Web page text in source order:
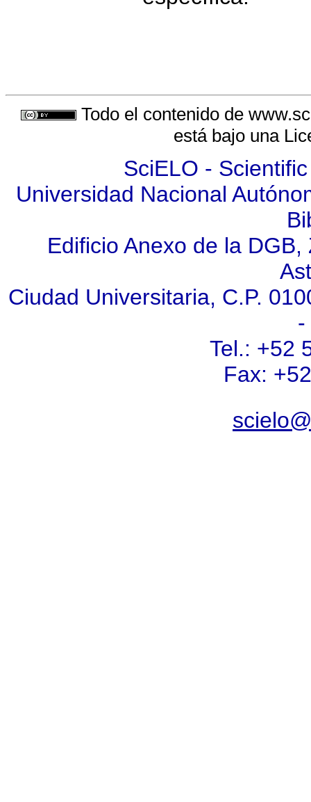
Todo el contenido de
está bajo una
SciELO -
Universidad Nacional
Edificio Anexo de la
Ciudad Universitaria, C.P.
-
Tel.: +52
Fax: